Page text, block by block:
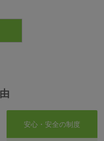
安心・安全の制度